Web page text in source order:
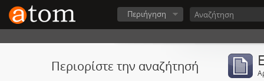
Περιήγηση
Περιορίστε την αναζήτησή